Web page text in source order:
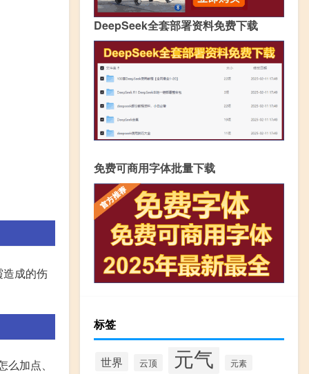
造成的伤
加点、
DeepSeek全套部署资料免费下载
免费可商用字体批量下载
标签
世界 云顶 元气 元素